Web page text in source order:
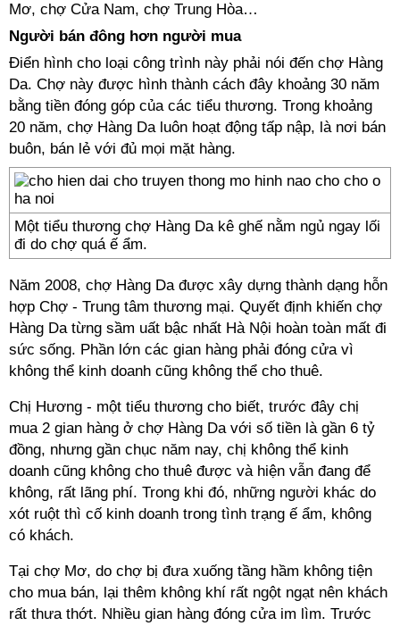
Mơ, chợ Cửa Nam, chợ Trung Hòa…
Người bán đông hơn người mua
Điển hình cho loại công trình này phải nói đến chợ Hàng
Da. Chợ này được hình thành cách đây khoảng 30 năm
bằng tiền đóng góp của các tiểu thương. Trong khoảng
20 năm, chợ Hàng Da luôn hoạt động tấp nập, là nơi bán
buôn, bán lẻ với đủ mọi mặt hàng.
Một tiểu thương chợ Hàng Da kê ghế nằm ngủ ngay lối
đi do chợ quá ế ẩm.
Năm 2008, chợ Hàng Da được xây dựng thành dạng hỗn
hợp Chợ - Trung tâm thương mại. Quyết định khiến chợ
Hàng Da từng sầm uất bậc nhất Hà Nội hoàn toàn mất đi
sức sống. Phần lớn các gian hàng phải đóng cửa vì
không thể kinh doanh cũng không thể cho thuê.
Chị Hương - một tiểu thương cho biết, trước đây chị
mua 2 gian hàng ở chợ Hàng Da với số tiền là gần 6 tỷ
đồng, nhưng gần chục năm nay, chị không thể kinh
doanh cũng không cho thuê được và hiện vẫn đang để
không, rất lãng phí. Trong khi đó, những người khác do
xót ruột thì cố kinh doanh trong tình trạng ế ẩm, không
có khách.
Tại chợ Mơ, do chợ bị đưa xuống tầng hầm không tiện
cho mua bán, lại thêm không khí rất ngột ngạt nên khách
rất thưa thớt. Nhiều gian hàng đóng cửa im lìm. Trước